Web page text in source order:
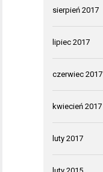
sierpień 2017
lipiec 2017
czerwiec 2017
kwiecień 2017
luty 2017
luty 2015